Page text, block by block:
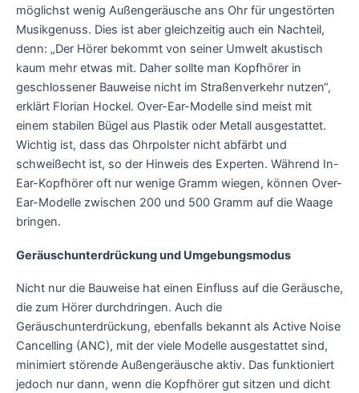
möglichst wenig Außengeräusche ans Ohr für ungestörten
Musikgenuss. Dies ist aber gleichzeitig auch ein Nachteil,
denn: „Der Hörer bekommt von seiner Umwelt akustisch
kaum mehr etwas mit. Daher sollte man Kopfhörer in
geschlossener Bauweise nicht im Straßenverkehr nutzen“,
erklärt Florian Hockel. Over-Ear-Modelle sind meist mit
einem stabilen Bügel aus Plastik oder Metall ausgestattet.
Wichtig ist, dass das Ohrpolster nicht abfärbt und
schweißecht ist, so der Hinweis des Experten. Während In-
Ear-Kopfhörer oft nur wenige Gramm wiegen, können Over-
Ear-Modelle zwischen 200 und 500 Gramm auf die Waage
bringen.
Geräuschunterdrückung und Umgebungsmodus
Nicht nur die Bauweise hat einen Einfluss auf die Geräusche,
die zum Hörer durchdringen. Auch die
Geräuschunterdrückung, ebenfalls bekannt als Active Noise
Cancelling (ANC), mit der viele Modelle ausgestattet sind,
minimiert störende Außengeräusche aktiv. Das funktioniert
jedoch nur dann, wenn die Kopfhörer gut sitzen und dicht